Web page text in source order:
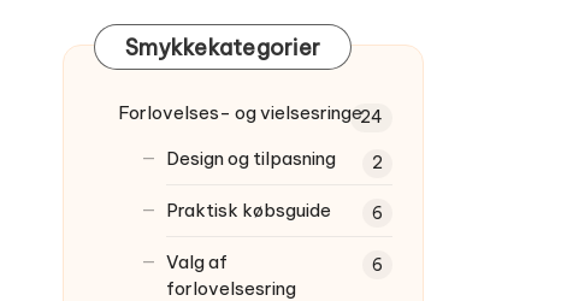
Smykkekategorier
Forlovelses- og vielsesringe24
Design og tilpasning 2
Praktisk købsguide 6
Valg af
forlovelsesring
6